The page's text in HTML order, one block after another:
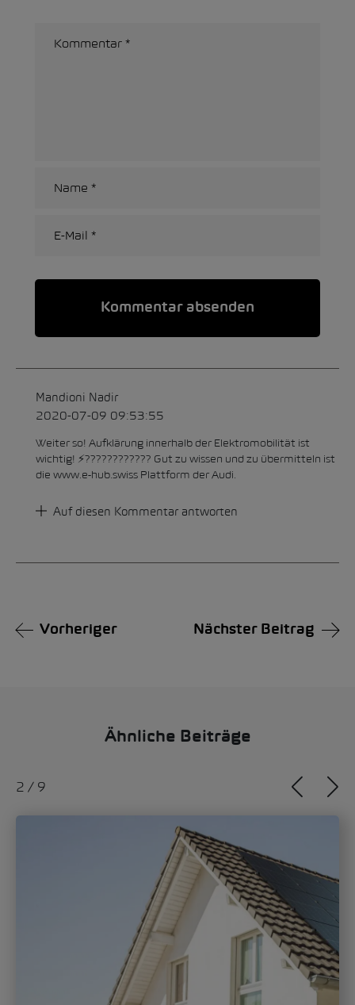
Mandioni Nadir
2020-07-09 09:53:55
Weiter so! Aufklärung innerhalb der Elektromobilität ist
wichtig! ⚡️???????????? Gut zu wissen und zu übermitteln ist
die www.e-hub.swiss Plattform der Audi.
Auf diesen Kommentar antworten
Vorheriger Nächster Beitrag
Ähnliche Beiträge
2 / 9